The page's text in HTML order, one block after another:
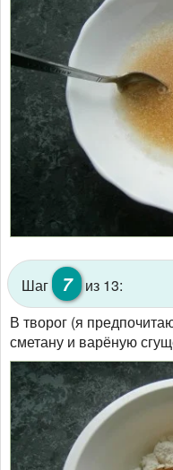
Шаг 7
из 13:
В творог (я
сметану и варёную